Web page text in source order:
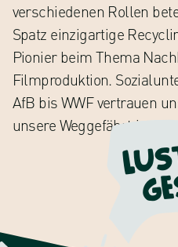
verschiedenen Rollen
Spatz einzigartige
Pionier beim Thema
Filmproduktion.
AfB bis WWF vertrauen
unsere Weggefährt:innen!